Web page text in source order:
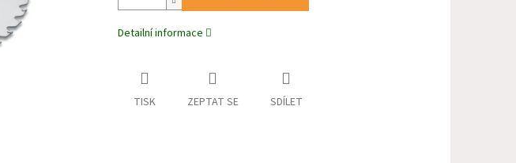
Detailní informace
TISK ZEPTAT SE SDÍLET